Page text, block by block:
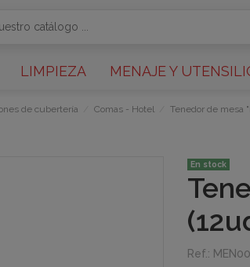
LIMPIEZA MENAJE Y
de cubertería Comas - Hotel Tenedor de mesa
En stock
Ref.: